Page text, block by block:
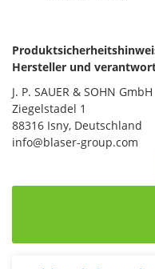
Hersteller und
J. P. SAUER & SOHN GmbH
Ziegelstadel 1
88316 Isny, Deutschland
info@blaser-group.com